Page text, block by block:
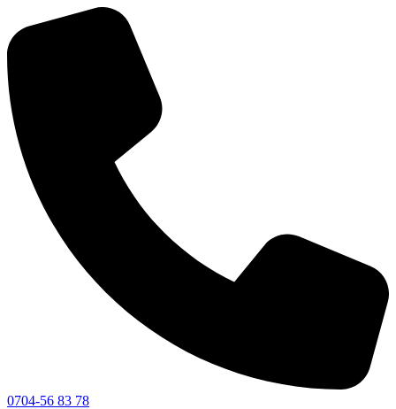
0704-56 83 78